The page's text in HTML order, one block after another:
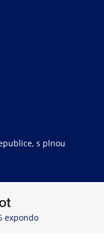
s plnou
expondo